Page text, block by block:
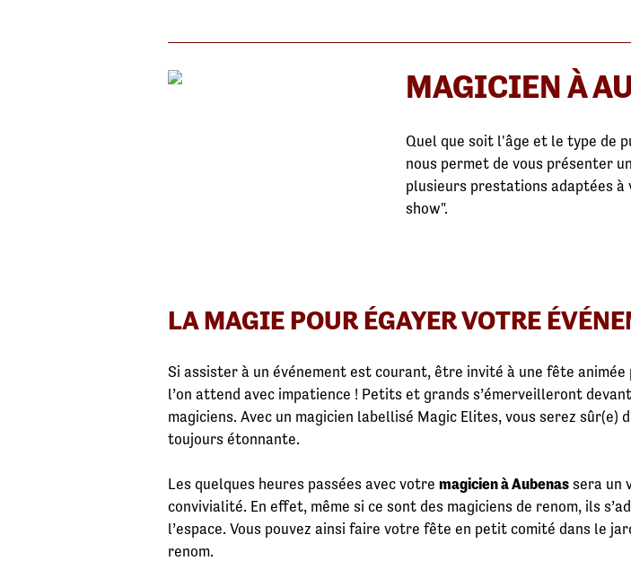
MAGICIEN À
Quel que soit l'âge et le type de
nous permet de vous présenter
plusieurs prestations adaptées à
show".
LA MAGIE POUR ÉGAYER VOTRE
Si assister à un événement est courant, être invité à une fête
l’on attend avec impatience ! Petits et grands s’émerveilleront
magiciens. Avec un magicien labellisé Magic Elites, vous serez
toujours étonnante.
Les quelques heures passées avec votre magicien à Aubenas sera un
convivialité. En effet, même si ce sont des magiciens de renom, ils
l’espace. Vous pouvez ainsi faire votre fête en petit comité dans le
renom.